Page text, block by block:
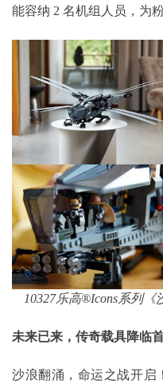
能容纳 2 名机组人员，为
10327乐高®Icons系列《
未来已来，传奇载具降临
沙浪翻涌，命运之战开启